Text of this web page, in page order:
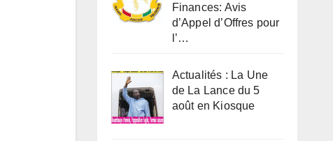
Finances: Avis
d’Appel d’Offres pour
l’…
Actualités : La Une
de La Lance du 5
août en Kiosque